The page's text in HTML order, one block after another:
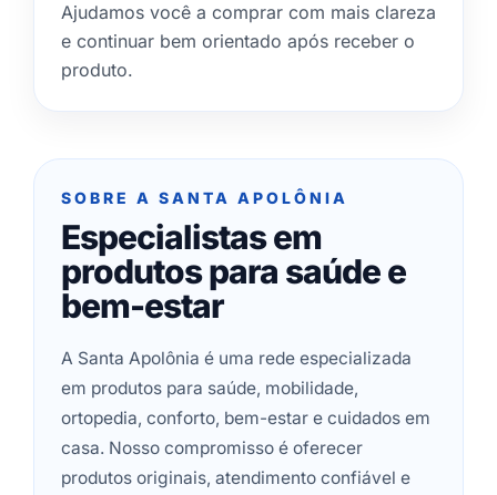
Ajudamos você a comprar com mais clareza
e continuar bem orientado após receber o
produto.
SOBRE A SANTA APOLÔNIA
Especialistas em
produtos para saúde e
bem-estar
A Santa Apolônia é uma rede especializada
em produtos para saúde, mobilidade,
ortopedia, conforto, bem-estar e cuidados em
casa. Nosso compromisso é oferecer
produtos originais, atendimento confiável e